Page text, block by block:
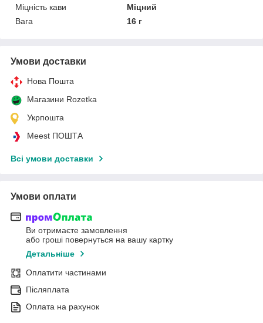
Міцність кави
Міцний
Вага
16 г
Умови доставки
Нова Пошта
Магазини Rozetka
Укрпошта
Meest ПОШТА
Всі умови доставки
Умови оплати
Ви отримаєте замовлення
або гроші повернуться на вашу картку
Детальніше
Оплатити частинами
Післяплата
Оплата на рахунок